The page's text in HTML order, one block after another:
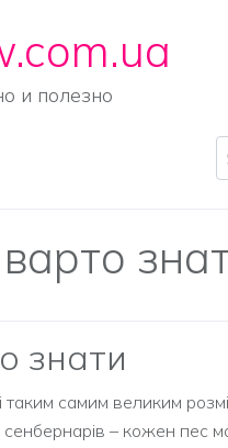
и полезно
знати
самим великим
– кожен пес